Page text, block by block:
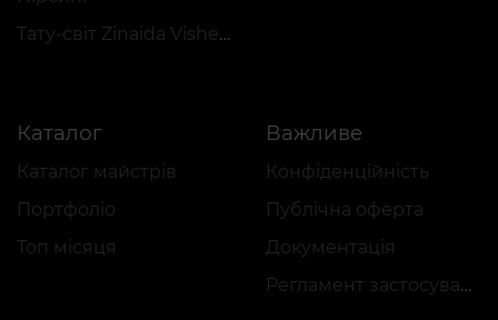
Тату-світ Zinaida Vishenka
Каталог
Каталог майстрів
Портфоліо
Топ місяця
Важливе
Конфіденційність
Публічна оферта
Документація
Регламент застосування акцій